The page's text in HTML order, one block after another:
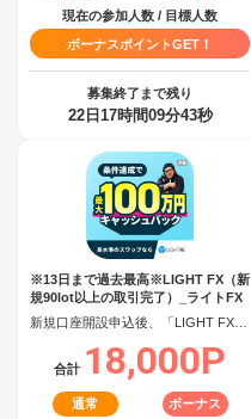
現在の参加人数 / 目標人数
ボーナスポイントGET！
募集終了まで残り
22日17時間09分42秒
※13日まで過去最高※LIGHT FX（新
規90lot以上の取引完了）_ライトFX
合計 18,000P
通常 ボーナス